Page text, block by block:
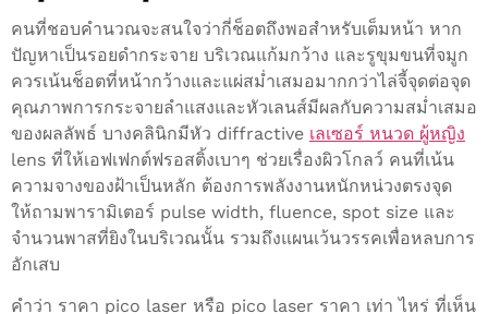
คนที่ชอบคำนวณจะสนใจว่ากี่ช็อตถึงพอสำหรับเต็มหน้า หาก
ปัญหาเป็นรอยดำกระจาย บริเวณแก้มกว้าง และรูขุมขนที่จมูก
ควรเน้นช็อตที่หน้ากว้างและแผ่สม่ำเสมอมากกว่าไล่จี้จุดต่อจุด
คุณภาพการกระจายลำแสงและหัวเลนส์มีผลกับความสม่ำเสมอ
ของผลลัพธ์ บางคลินิกมีหัว diffractive เลเซอร์ หนวด ผู้หญิง
lens ที่ให้เอฟเฟกต์ฟรอสติ้งเบาๆ ช่วยเรื่องผิวโกลว์ คนที่เน้น
ความจางของฝ้าเป็นหลัก ต้องการพลังงานหนักหน่วงตรงจุด
ให้ถามพารามิเตอร์ pulse width, fluence, spot size และ
จำนวนพาสที่ยิงในบริเวณนั้น รวมถึงแผนเว้นวรรคเพื่อหลบการ
อักเสบ
คำว่า ราคา pico laser หรือ pico laser ราคา เท่า ไหร่ ที่เห็น